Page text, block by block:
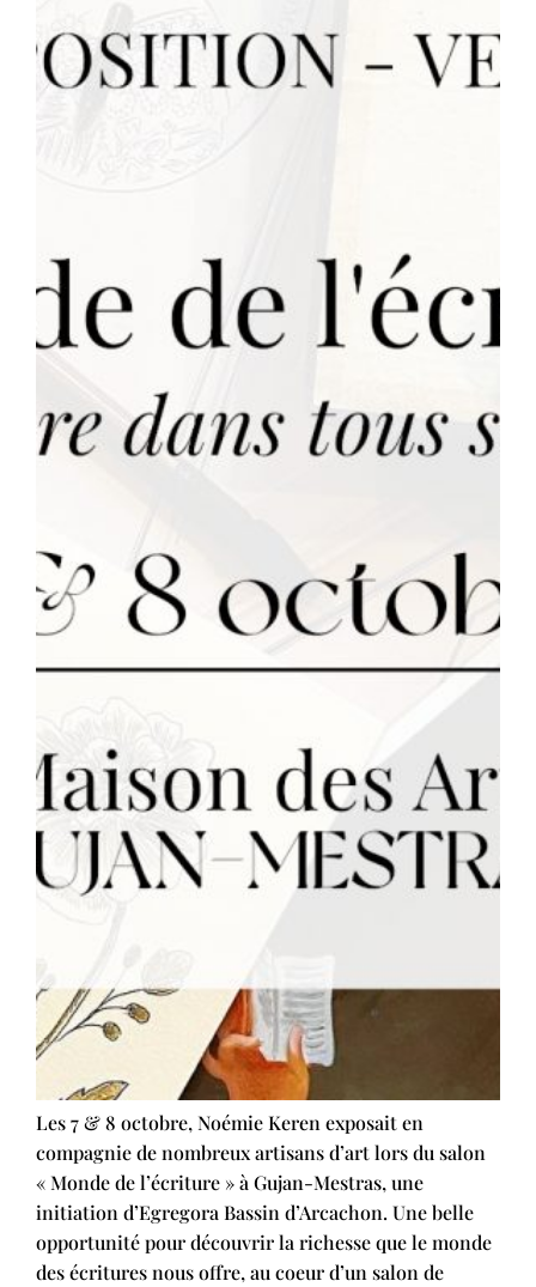
Les 7 & 8 octobre, Noémie Keren exposait en
compagnie de nombreux artisans d’art lors du salon
« Monde de l’écriture » à Gujan-Mestras, une
initiation d’Egregora Bassin d’Arcachon. Une belle
opportunité pour découvrir la richesse que le monde
des écritures nous offre, au coeur d’un salon de